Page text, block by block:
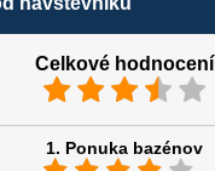
Celkové hodnocení
1. Ponuka bazénov